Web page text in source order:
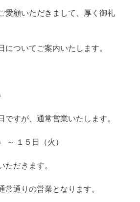
愛顧いただきまして、厚く御礼
についてご案内いたします。
ですが、通常営業いたします。
～ １５日（火）
ただきます。
常通りの営業となります。